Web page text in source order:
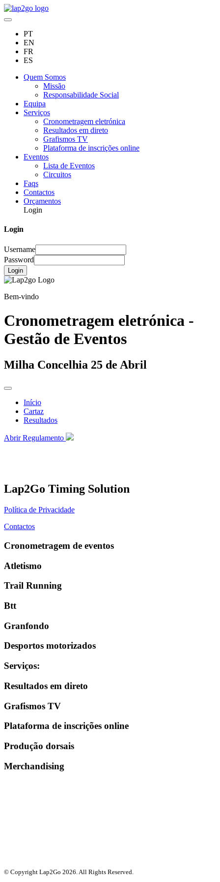
PT
EN
FR
ES
Quem Somos
Missão
Responsabilidade Social
Equipa
Serviços
Cronometragem eletrónica
Resultados em direto
Grafismos TV
Plataforma de inscrições online
Eventos
Lista de Eventos
Circuitos
Faqs
Contactos
Orçamentos
Login
Login
Username
Password
Login
Bem-vindo
Cronometragem eletrónica -
Gestão de Eventos
Milha Concelhia 25 de Abril
Início
Cartaz
Resultados
Abrir Regulamento
Lap2Go Timing Solution
Política de Privacidade
Contactos
Cronometragem de eventos
Atletismo
Trail Running
Btt
Granfondo
Desportos motorizados
Serviços:
Resultados em direto
Grafismos TV
Plataforma de inscrições online
Produção dorsais
Merchandising
© Copyright Lap2Go 2026. All Rights Reserved.